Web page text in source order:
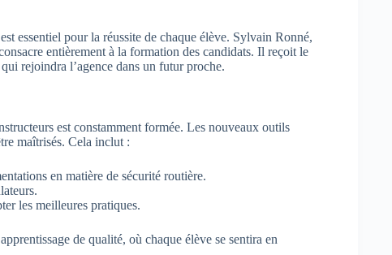
est essentiel pour la réussite de chaque élève. Sylvain Ronné,
entièrement à la formation des candidats. Il reçoit le
rejoindra l’agence dans un futur proche.
est constamment formée. Les nouveaux outils
maîtrisés. Cela inclut :
en matière de sécurité routière.
les meilleures pratiques.
de qualité, où chaque élève se sentira en